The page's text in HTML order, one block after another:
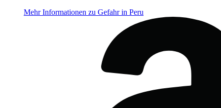
Mehr Informationen zu Gefahr in Peru